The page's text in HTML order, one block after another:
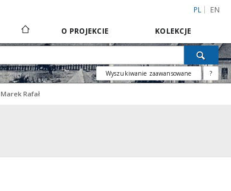
PL EN
O PROJEKCIE KOLEKCJE
Wyszukiwanie zaawansowane ?
Marek Rafał